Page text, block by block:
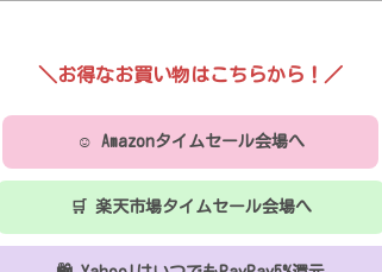
＼お得なお買い物はこちらから！／
☺ Amazonタイムセール会場へ
🛒 楽天市場タイムセール会場へ